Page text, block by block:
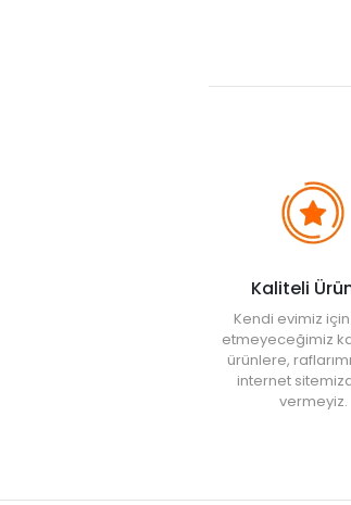
Kaliteli
Kendi evimiz
etmeyeceğimiz
ürünlere,
internet
vermeyiz.